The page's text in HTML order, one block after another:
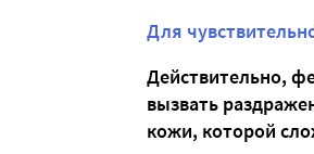
Для
Действительно,
вызвать
кожи, которой